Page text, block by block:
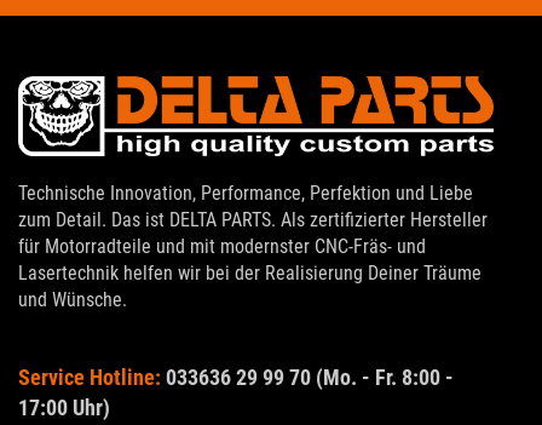
Technische Innovation, Performance, Perfektion und Liebe
zum Detail. Das ist DELTA PARTS. Als zertifizierter Hersteller
für Motorradteile und mit modernster CNC-Fräs- und
Lasertechnik helfen wir bei der Realisierung Deiner Träume
und Wünsche.
Service Hotline: 033636 29 99 70 (Mo. - Fr. 8:00 -
17:00 Uhr)